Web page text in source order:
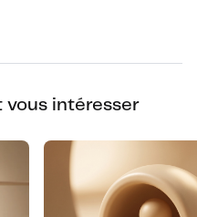
vous intéresser